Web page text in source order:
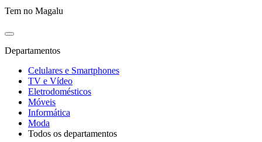
Tem no Magalu
Departamentos
Celulares e Smartphones
TV e Vídeo
Eletrodomésticos
Móveis
Informática
Moda
Todos os departamentos